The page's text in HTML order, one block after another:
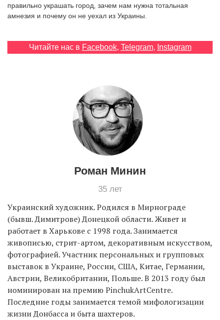
правильно украшать город, зачем нам нужна тотальная
амнезия и почему он не уехал из Украины.
Читайте нас в Facebook, Telegram, Instagram
Роман Минин
35 лет
Украинский художник. Родился в Мирнограде
(бывш. Димитрове) Донецкой области. Живет и
работает в Харькове c 1998 года. Занимается
живописью, стрит-артом, декоративным искусством,
фотографией. Участник персональных и групповых
выставок в Украине, России, США, Китае, Германии,
Австрии, Великобритании, Польше. В 2013 году был
номинирован на премию PinchukArtCentre.
Последние годы занимается темой мифологизации
жизни Донбасса и быта шахтеров.